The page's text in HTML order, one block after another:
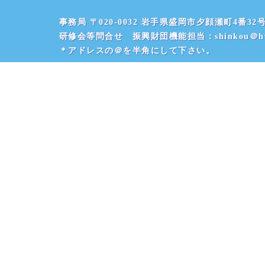
事務局 〒020-0032 岩手県盛岡市夕顔瀬町4番32
研修会等問合せ 振興財団機能担当：
＊アドレスの＠を半角にして下さい。